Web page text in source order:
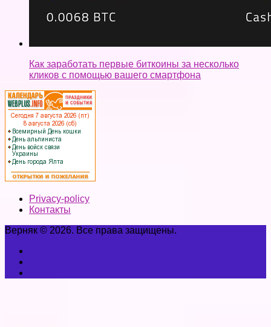
Как заработать первые биткоины за несколько
кликов с помощью вашего смартфона
Privacy-policy
Контакты
Верняк © 2026. Все права защищены.